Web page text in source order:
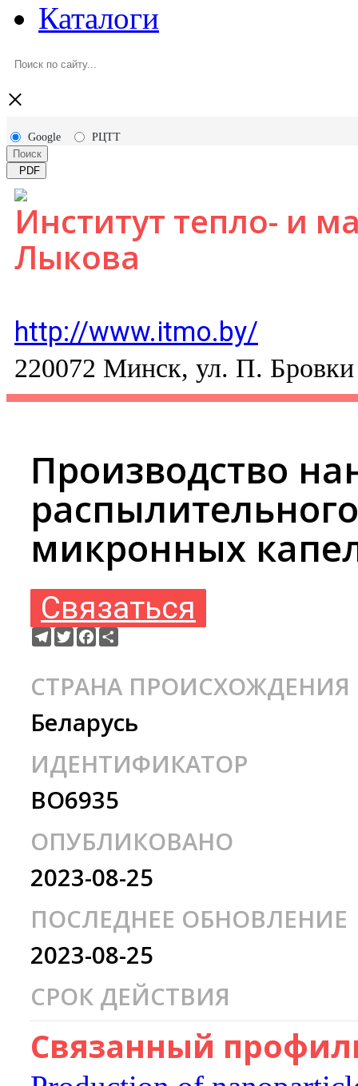
Каталоги
×
Google
РЦТТ
Поиск
PDF
Институт тепло- и
Лыкова
http://www.itmo.by/
220072 Минск, ул. П.
Производство
микронных
Связаться
Telegram
TwitterFacebook
СТРАНА ПРОИСХОЖДЕНИЯ
Беларусь
ИДЕНТИФИКАТОР
BO6935
ОПУБЛИКОВАНО
2023-08-25
ПОСЛЕДНЕЕ ОБНОВЛЕНИЕ
2023-08-25
СРОК ДЕЙСТВИЯ
Связанный